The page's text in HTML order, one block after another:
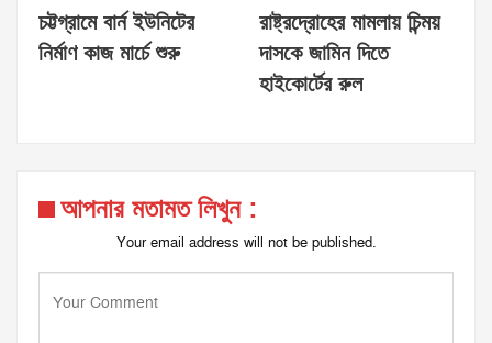
চট্টগ্রামে বার্ন ইউনিটের
নির্মাণ কাজ মার্চে শুরু
রাষ্ট্রদ্রোহের মামলায় চিন্ময়
দাসকে জামিন দিতে
হাইকোর্টের রুল
আপনার মতামত লিখুন :
Your email address will not be published.